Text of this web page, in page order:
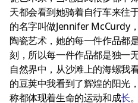
天都会看到她骑着自行车来往
的名字叫做Jennifer McCurdy
陶瓷艺术，她的每一件作品都
刻，所以每一件作品都是独一
自然界中，从沙滩上的海螺我
的豆荚中我看到了辉煌的阳光
称都体现着生命的运动和成长。